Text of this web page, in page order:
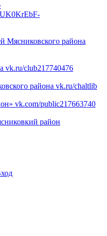
Мясниковского района
vk.ru/club217740476
района vk.ru/chaltlib
vk.com/public217663740
район